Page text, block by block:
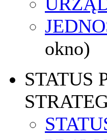
okno)
STATUS